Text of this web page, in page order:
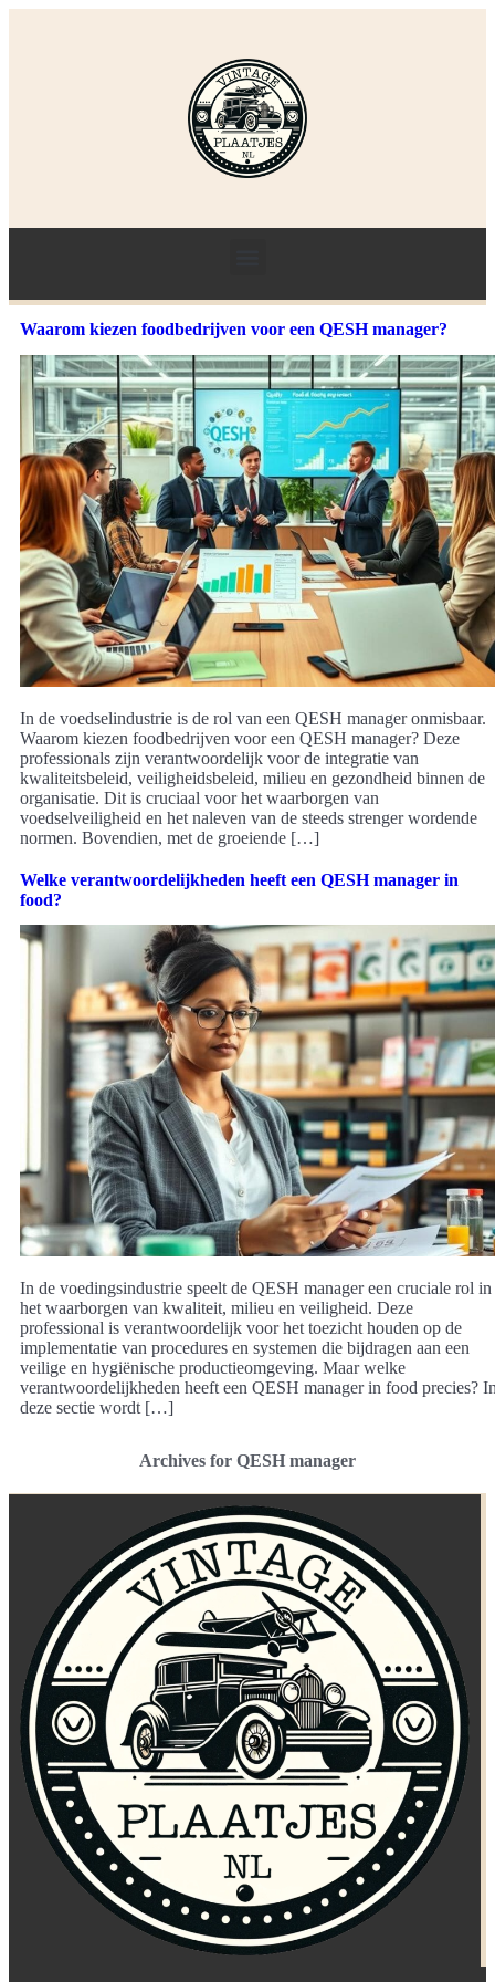
Waarom kiezen foodbedrijven voor een QESH manager?
In de voedselindustrie is de rol van een QESH manager onmisbaar.
Waarom kiezen foodbedrijven voor een QESH manager? Deze
professionals zijn verantwoordelijk voor de integratie van
kwaliteitsbeleid, veiligheidsbeleid, milieu en gezondheid binnen de
organisatie. Dit is cruciaal voor het waarborgen van
voedselveiligheid en het naleven van de steeds strenger wordende
normen. Bovendien, met de groeiende […]
Welke verantwoordelijkheden heeft een QESH manager in
food?
In de voedingsindustrie speelt de QESH manager een cruciale rol in
het waarborgen van kwaliteit, milieu en veiligheid. Deze
professional is verantwoordelijk voor het toezicht houden op de
implementatie van procedures en systemen die bijdragen aan een
veilige en hygiënische productieomgeving. Maar welke
verantwoordelijkheden heeft een QESH manager in food precies?
deze sectie wordt […]
Archives for QESH manager